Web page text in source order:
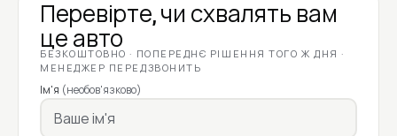
Перевірте, чи схвалять вам
це авто
БЕЗКОШТОВНО · ПОПЕРЕДНЄ РІШЕННЯ ТОГО Ж ДНЯ ·
МЕНЕДЖЕР ПЕРЕДЗВОНИТЬ
Ім'я (необов'язково)